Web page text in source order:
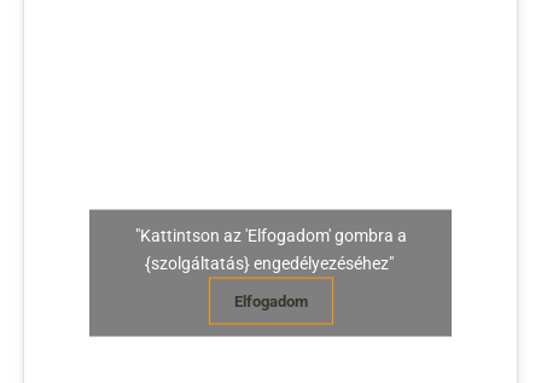
"Kattintson az 'Elfogadom' gombra a
{szolgáltatás} engedélyezéséhez"
Elfogadom